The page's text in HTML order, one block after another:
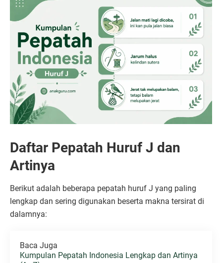
Daftar Pepatah Huruf J dan
Artinya
Berikut adalah beberapa pepatah huruf J yang paling
lengkap dan sering digunakan beserta makna tersirat di
dalamnya:
Baca Juga
Kumpulan Pepatah Indonesia Lengkap dan Artinya